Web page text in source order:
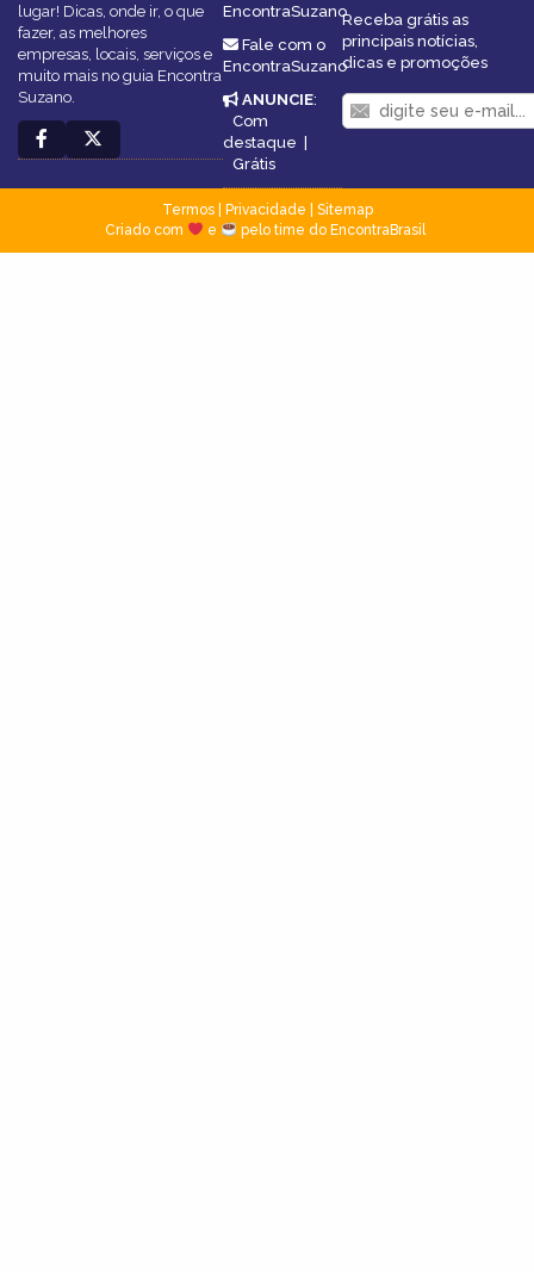
lugar! Dicas, onde ir, o que
fazer, as melhores
empresas, locais, serviços e
muito mais no guia Encontra
Suzano.
EncontraSuzano
Fale com o
EncontraSuzano
ANUNCIE:
Com
destaque
Grátis
Receba grátis as
principais notícias,
dicas e promoções
Termos| Privacidade
Sitemap
Criado com
e pelo time do EncontraBrasil